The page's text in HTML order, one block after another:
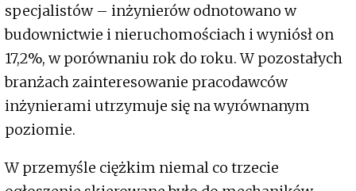
specjalistów – inżynierów odnotowano w
budownictwie i nieruchomościach i wyniósł on
17,2%, w porównaniu rok do roku. W pozostałych
branżach zainteresowanie pracodawców
inżynierami utrzymuje się na wyrównanym
poziomie.
W przemyśle ciężkim niemal co trzecie